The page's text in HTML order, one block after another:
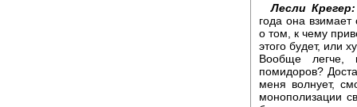
Лесли Крегер:
года она
о том, к чему
этого будет, или
Вообще легче,
помидоров?
меня волнует,
монополизации